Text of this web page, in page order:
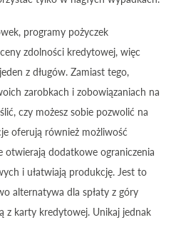
programy pożyczek
zdolności kredytowej, więc
z długów. Zamiast tego,
zarobkach i zobowiązaniach na
czy możesz sobie pozwolić na
oferują również możliwość
otwierają dodatkowe ograniczenia
i ułatwiają produkcję. Jest to
alternatywa dla spłaty z góry
z karty kredytowej. Unikaj jednak